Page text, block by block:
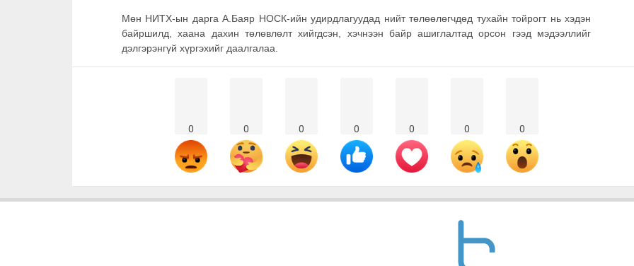
Мөн НИТХ-ын дарга А.Баяр НОСК-ийн удирдлагуудад нийт төлөөлөгчдөд тухайн тойрогт нь хэдэн
байршилд, хаана дахин төлөвлөлт хийгдсэн, хэчнээн байр ашиглалтад орсон гээд мэдээллийг
дэлгэрэнгүй хүргэхийг даалгалаа.
0 0 0 0 0 0 0